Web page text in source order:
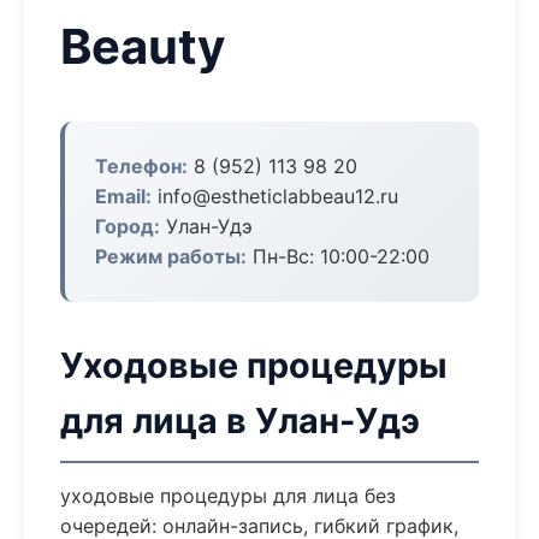
Beauty
Телефон: 8 (952) 113 98 20
Email: info@estheticlabbeau12.ru
Город: Улан-Удэ
Режим работы: Пн-Вс: 10:00-22:00
Уходовые процедуры
для лица в Улан-Удэ
уходовые процедуры для лица без
очередей: онлайн-запись, гибкий график,